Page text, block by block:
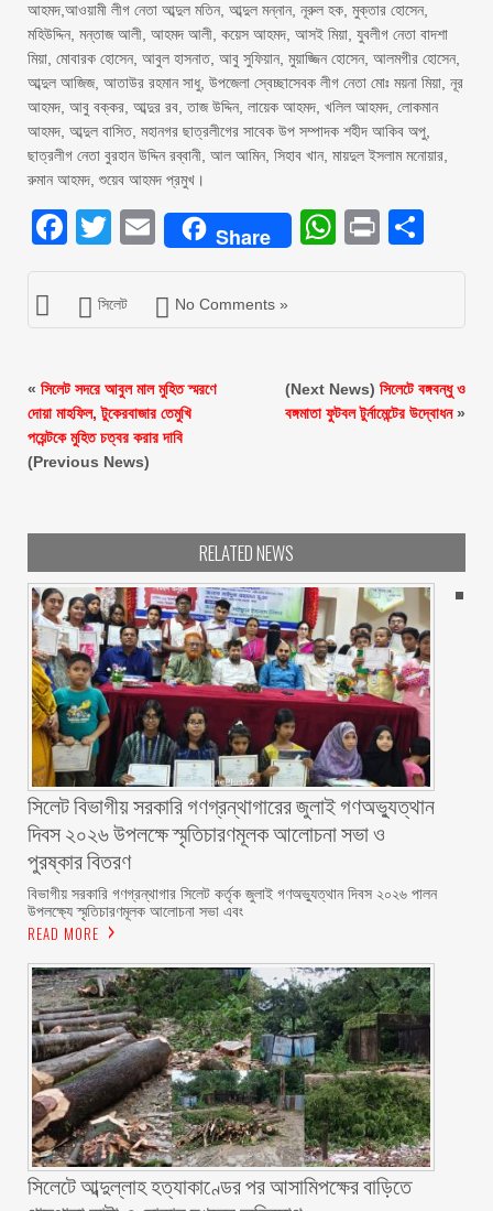
আহমদ,আওয়ামী লীগ নেতা আব্দুল মতিন, আব্দুল মন্নান, নূরুল হক, মুক্তার হোসেন,
মহিউদ্দিন, মন্তাজ আলী, আহমদ আলী, কয়েস আহমদ, আসই মিয়া, যুবলীগ নেতা বাদশা
মিয়া, মোবারক হোসেন, আবুল হাসনাত, আবু সুফিয়ান, মুয়াজ্জিন হোসেন, আলমগীর হোসেন,
আব্দুল আজিজ, আতাউর রহমান সাধু, উপজেলা স্বেচ্ছাসেবক লীগ নেতা মোঃ ময়না মিয়া, নূর
আহমদ, আবু বক্কর, আব্দুর রব, তাজ উদ্দিন, লায়েক আহমদ, খলিল আহমদ, লোকমান
আহমদ, আব্দুল বাসিত, মহানগর ছাত্রলীগের সাবেক উপ সম্পাদক শহীদ আকিব অপু,
ছাত্রলীগ নেতা বুরহান উদ্দিন রব্বানী, আল আমিন, সিহাব খান, মায়দুল ইসলাম মনোয়ার,
রুমান আহমদ, শুয়েব আহমদ প্রমুখ।
Facebook
Twitter
EmailShare Print
সিলেট No Comments »
« সিলেট সদরে আবুল মাল মুহিত স্মরণে
দোয়া মাহফিল, টুকেরবাজার তেমুখি
পয়েন্টকে মুহিত চত্বর করার দাবি
(Previous News)
(Next News) সিলেটে বঙ্গবন্ধু ও
বঙ্গমাতা ফুটবল টুর্নামেন্টের উদ্বোধন»
RELATED NEWS
সিলেট বিভাগীয় সরকারি গণগ্রন্থাগারের জুলাই গণঅভ্যুত্থান
দিবস ২০২৬ উপলক্ষে স্মৃতিচারণমূলক আলোচনা সভা ও
পুরষ্কার বিতরণ ‎ ‎
বিভাগীয় সরকারি গণগ্রন্থাগার সিলেট কর্তৃক জুলাই গণঅভ্যুত্থান দিবস ২০২৬ পালন
উপলক্ষ্যে স্মৃতিচারণমূলক আলোচনা সভা এবং
READ MORE
সিলেটে আব্দুল্লাহ হত্যাকাণ্ডের পর আসামিপক্ষের বাড়িতে